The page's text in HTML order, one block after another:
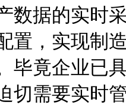
数据的实时
置，实现制
毕竟企业已
切需要实时